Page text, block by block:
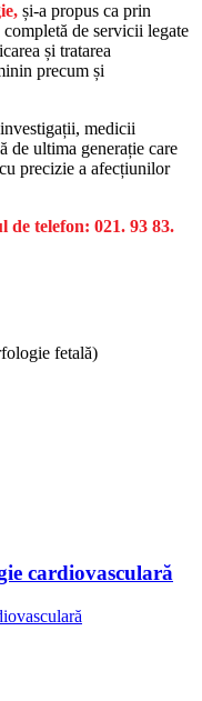
și-a propus ca prin
de servicii legate
și tratarea
precum și
medicii
de ultima generație care
precizie a afecțiunilor
de telefon: 021. 93 83.
fetală)
cardiovasculară